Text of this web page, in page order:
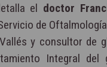
el doctor
de
y consultor de
Integral del